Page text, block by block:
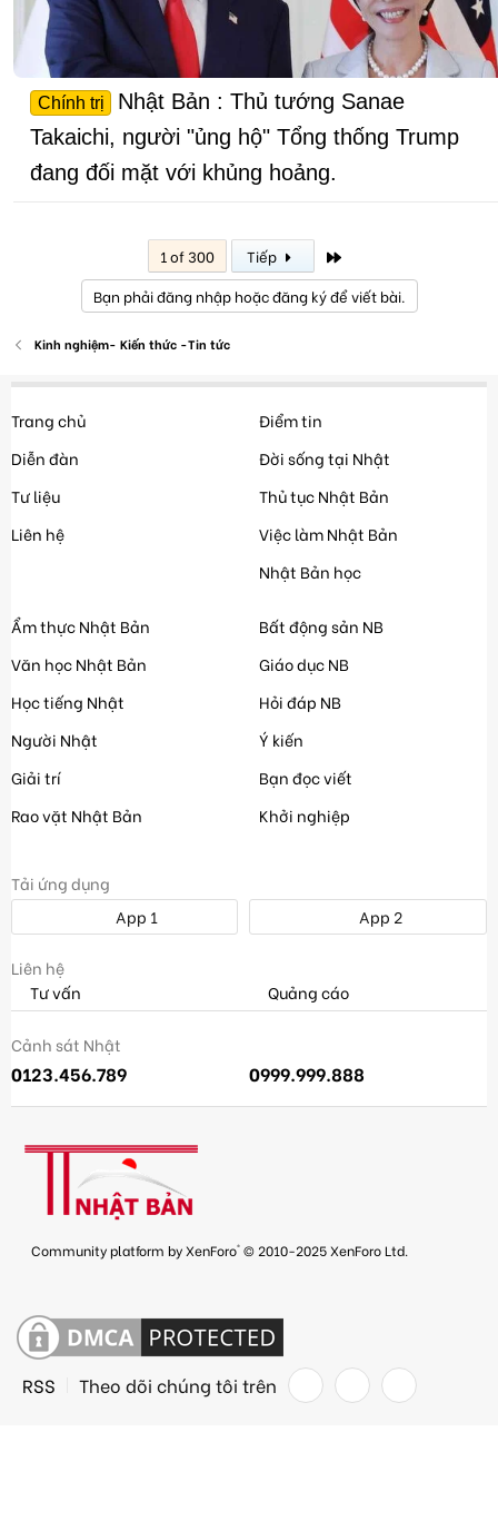
Chính trị
Nhật Bản : Thủ tướng Sanae
Takaichi, người "ủng hộ" Tổng thống Trump
đang đối mặt với khủng hoảng.
1 of 300 Tiếp
Bạn phải đăng nhập hoặc đăng ký để viết bài.
Kinh nghiệm- Kiến thức -Tin tức
Trang chủ
Diễn đàn
Tư liệu
Liên hệ
Điểm tin
Đời sống tại Nhật
Thủ tục Nhật Bản
Việc làm Nhật Bản
Nhật Bản học
Ẩm thực Nhật Bản
Văn học Nhật Bản
Học tiếng Nhật
Người Nhật
Giải trí
Rao vặt Nhật Bản
Bất động sản NB
Giáo dục NB
Hỏi đáp NB
Ý kiến
Bạn đọc viết
Khởi nghiệp
Tải ứng dụng
App 1
App 2
Liên hệ
Tư vấn
Quảng cáo
Cảnh sát Nhật
0123.456.789 0999.999.888
Community platform by XenForo® © 2010-2025 XenForo Ltd.
RSS Theo dõi chúng tôi trên